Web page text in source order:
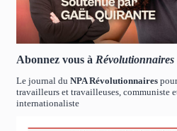
Abonnez vous à Révolutionnaires
Le journal duNPA Révolutionnaires
travailleurs et travailleuses, communiste
internationaliste